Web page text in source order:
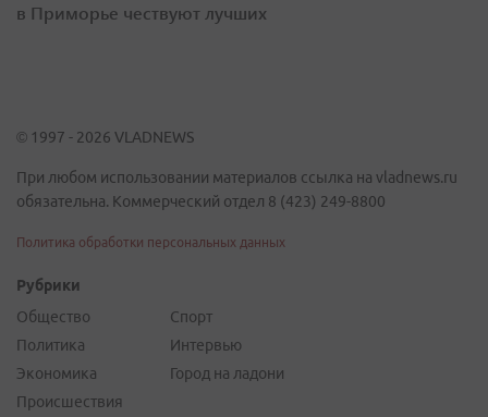
в Приморье чествуют лучших
© 1997 - 2026 VLADNEWS
При любом использовании материалов ссылка на vladnews.ru
обязательна. Коммерческий отдел 8 (423) 249-8800
Политика обработки персональных данных
Рубрики
Общество
Политика
Экономика
Происшествия
Спорт
Интервью
Город на ладони